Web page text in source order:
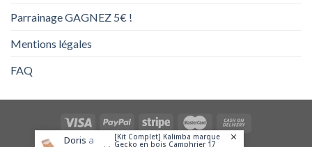
Parrainage GAGNEZ 5€ !
Mentions légales
FAQ
Doris a [Kit Complet] Kalimba marque
Gecko en bois Camphrier 17